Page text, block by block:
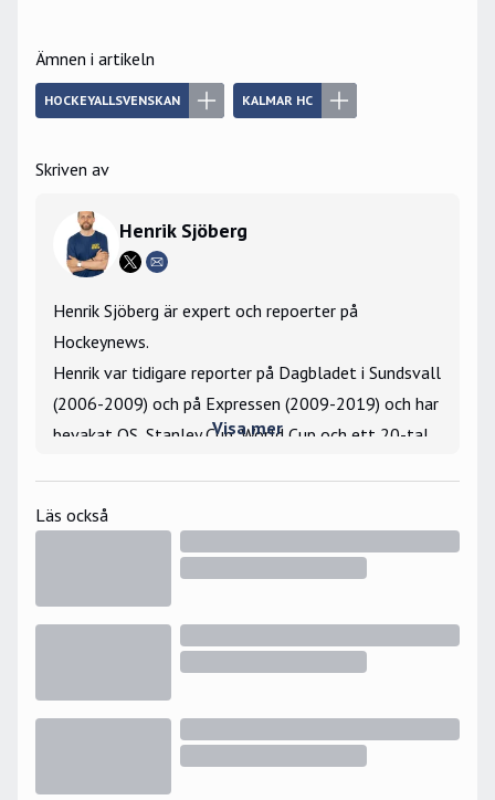
Ämnen i artikeln
HOCKEYALLSVENSKAN KALMAR HC
Skriven av
Henrik Sjöberg
Henrik Sjöberg är expert och repoerter på
Hockeynews.
Henrik var tidigare reporter på Dagbladet i Sundsvall
(2006-2009) och på Expressen (2009-2019) och har
bevakat OS, Stanley Cup, World Cup och ett 20-tal
Larionov under gästspelet i Hockeyettan 2006.
Visa mer
Läs också